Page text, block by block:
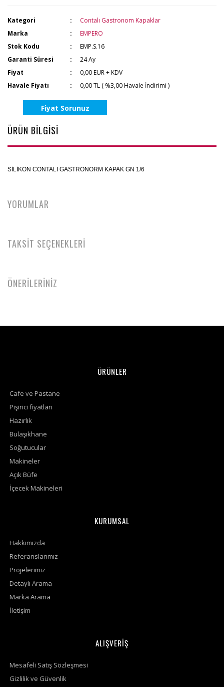
Kategori
Contalı Gastronom Kapaklar
Marka
EMPERO
Stok Kodu
EMP.S.16
Garanti Süresi
24 Ay
Fiyat
0,00 EUR + KDV
Havale Fiyatı
0,00 TL ( %3,00 Havale İndirimi )
Fiyat Sorunuz
ÜRÜN BİLGİSİ
SİLİKON CONTALI GASTRONORM KAPAK GN 1/6
YORUMLAR
TAKSİT SEÇENEKLERİ
ÖNERİLERİNİZ
ÜRÜNLER
Cafe ve Pastane
Pişirici fiyatları
Hazırlık
Bulaşıkhane
Soğutucular
Makineler
Açık Büfe
İçecek Makineleri
KURUMSAL
Hakkımızda
Referanslarımız
Projelerimiz
Detaylı Arama
Marka Arama
İletişim
ALIŞVERİŞ
Mesafeli Satış Sözleşmesi
Gizlilik ve Güvenlik